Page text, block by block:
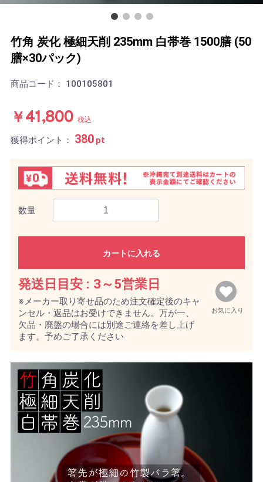
竹角 炭化 極細天削 235mm 白帯巻 1500膳 (50
膳×30パック)
商品コード： 100105801
￥41,800 税込
獲得ポイント： 380 pt
数量
カートに入れる
お気に入り
発送日目安 : 3～5営業日
※メーカー取り寄せ品のため注文確定後のキャ
ンセル・返品はお受けできません。万が一、
欠品・廃盤の場合には別途ご連絡を差し上げ
ます。予めご了承ください